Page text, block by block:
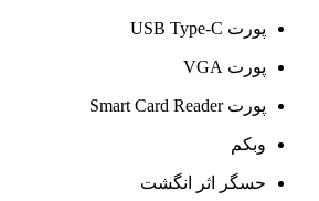
پورت USB Type-C
پورت VGA
پورت Smart Card Reader
وبکم
حسگر اثر انگشت